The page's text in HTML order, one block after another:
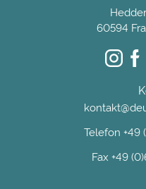
60594
Telefon +49
Fax +49